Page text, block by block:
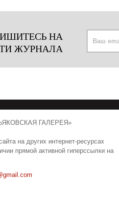
НА
ЖУРНАЛА
ГАЛЕРЕЯ»
на других интернет-ресурсах
прямой активной гиперссылки на